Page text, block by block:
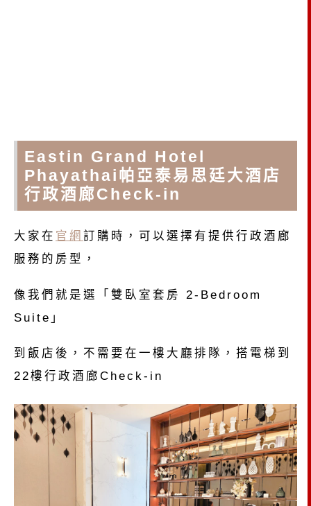
Eastin Grand Hotel
Phayathai帕亞泰易思廷大酒店
行政酒廊Check-in
大家在 官網 訂購時，可以選擇有提供行政酒廊
服務的房型，
像我們就是選「雙臥室套房 2-Bedroom
Suite」
到飯店後，不需要在一樓大廳排隊，搭電梯到
22樓行政酒廊Check-in